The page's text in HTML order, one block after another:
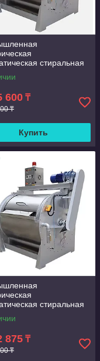
стиральная
для больниц,50 кг
600 ₸
₸
Купить
стиральная
для больниц,100 кг
875 ₸
₸